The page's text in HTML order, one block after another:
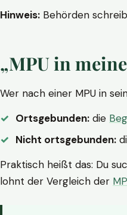
Hinweis: Behörden
„MPU in
Wer nach einer MPU in
Ortsgebunden: die
Nicht ortsgebunden:
Praktisch heißt das: Du
lohnt der Vergleich der